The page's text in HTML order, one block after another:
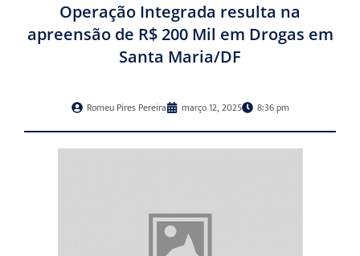
Operação Integrada resulta na
apreensão de R$ 200 Mil em Drogas em
Santa Maria/DF
Romeu Pires Pereira março 12, 2025 8:36 pm